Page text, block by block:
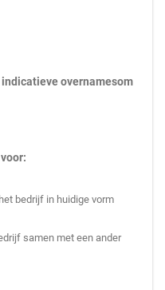
overnamesom
bedrijf in huidige vorm
samen met een ander